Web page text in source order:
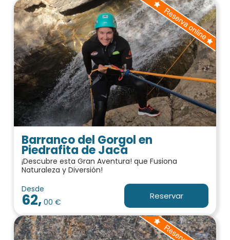
Barranco del Gorgol en
Piedrafita de Jaca
¡Descubre esta Gran Aventura! que Fusiona
Naturaleza y Diversión!
Desde
62, 00 €
Reservar